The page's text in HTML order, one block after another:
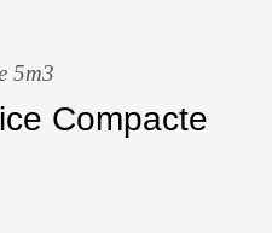
5m3
Compacte